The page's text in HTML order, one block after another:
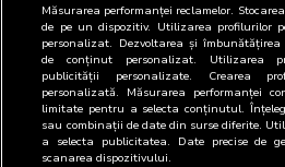
Măsurarea performanței reclamelor.
de pe un dispozitiv. Utilizarea profilurilor
personalizat. Dezvoltarea și
de conținut personalizat. Utilizarea
publicității personalizate. Crearea
personalizată. Măsurarea performanței
limitate pentru a selecta conținutul.
sau combinații de date din surse diferite.
a selecta publicitatea. Date precise de
scanarea dispozitivului.